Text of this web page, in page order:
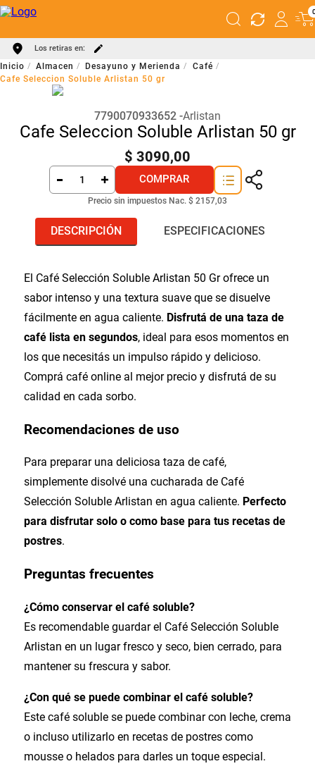
Los retiras en:
Almacen Desayuno y Merienda
Café
Cafe Seleccion Soluble Arlistan 50 gr
7790070933652 Arlistan
Cafe Seleccion Soluble Arlistan 50 gr
$ 3090,00
COMPRAR
Precio sin impuestos Nac. $ 2157,03
DESCRIPCIÓN ESPECIFICACIONES
El Café Selección Soluble Arlistan 50 Gr ofrece un
sabor intenso y una textura suave que se disuelve
fácilmente en agua caliente. Disfrutá de una taza de
café lista en segundos, ideal para esos momentos en
los que necesitás un impulso rápido y delicioso.
Comprá café online al mejor precio y disfrutá de su
calidad en cada sorbo.
Recomendaciones de uso
Para preparar una deliciosa taza de café,
simplemente disolvé una cucharada de Café
Selección Soluble Arlistan en agua caliente. Perfecto
para disfrutar solo o como base para tus recetas de
postres.
Preguntas frecuentes
¿Cómo conservar el café soluble?
Es recomendable guardar el Café Selección Soluble
Arlistan en un lugar fresco y seco, bien cerrado, para
mantener su frescura y sabor.
¿Con qué se puede combinar el café soluble?
Este café soluble se puede combinar con leche, crema
o incluso utilizarlo en recetas de postres como
mousse o helados para darles un toque especial.